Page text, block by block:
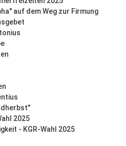
auf dem Weg zur Firmung
2025
- KGR-Wahl 2025